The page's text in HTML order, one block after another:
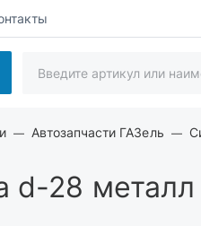
Автозапчасти ГАЗель
d-28 металл